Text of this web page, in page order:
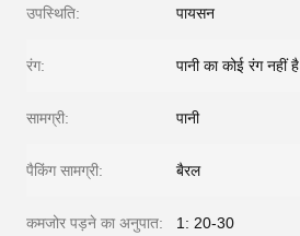
उपस्थिति: पायसन
रंग: पानी का कोई रंग नहीं है
सामग्री: पानी
पैकिंग सामग्री: बैरल
कमजोर पड़ने का अनुपात: 1: 20-30